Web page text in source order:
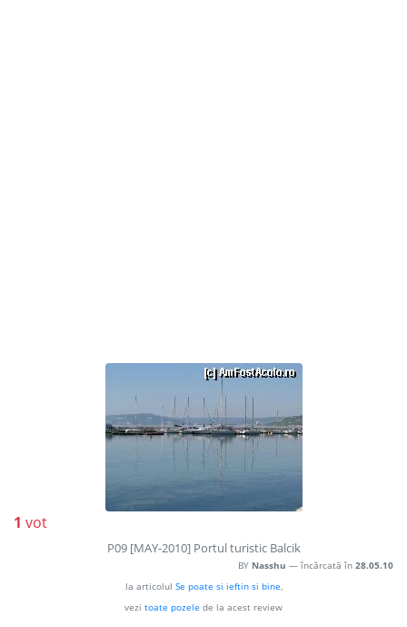
1 vot
P09 [MAY-2010] Portul turistic Balcik
BY Nasshu — încărcată în 28.05.10
la articolul Se poate si ieftin si bine,
vezi toate pozele de la acest review